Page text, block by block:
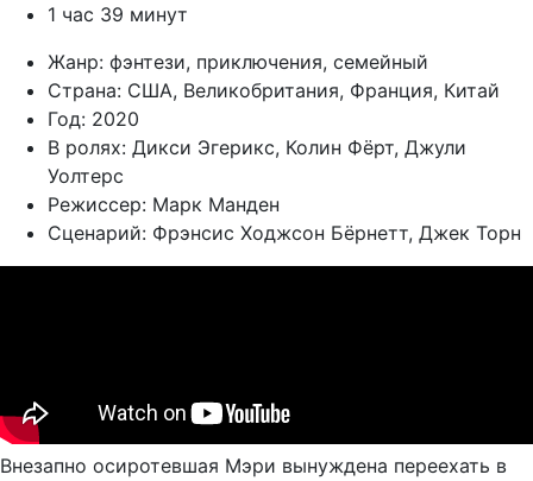
1 час 39 минут
Жанр: фэнтези, приключения, семейный
Страна: США, Великобритания, Франция, Китай
Год: 2020
В ролях: Дикси Эгерикс, Колин Фёрт, Джули
Уолтерс
Режиссер: Марк Манден
Сценарий: Фрэнсис Ходжсон Бёрнетт, Джек Торн
Внезапно осиротевшая Мэри вынуждена переехать в